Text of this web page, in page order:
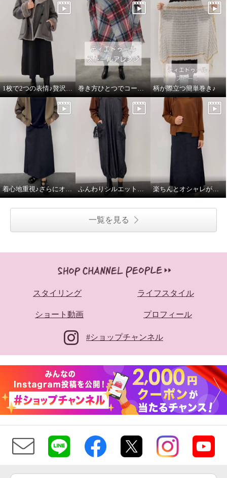
1枚で2つの表情♪贅沢な万能ムートンコート 巻き方ひとつでコーデがかわるストール♪ 柄が際立つ簡単巻き♪
着心地重視♪さらにオシャレ感あり ふんわりシルエットで、デニムがやさしく見える♪ 楽ちんとオシャレが同時に叶う♪
一覧を見る
スタイリング ライフスタイル
ショート動画 プロフィール
#ショップチャンネル